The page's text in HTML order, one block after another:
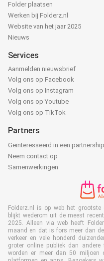
Folder plaatsen
Werken bij Folderz.nl
Website van het jaar 2025
Nieuws
Services
Aanmelden nieuwsbrief
Volg ons op Facebook
Volg ons op Instagram
Volg ons op Youtube
Volg ons op TikTok
Partners
Geïnteresseerd in een
Neem contact op
Samenwerkingen
Folderz.nl is op web het grootste
blijkt wederom uit de meest
2025. Alleen via web heeft
maand en dat is fors meer dan
verkeer en vele honderd
groter online publiek dan
worden er meer dan 50 miljoen